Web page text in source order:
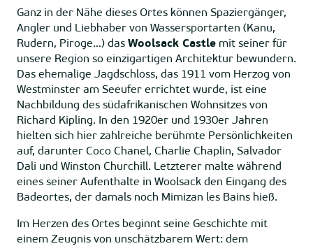
Ganz in der Nähe dieses Ortes können Spaziergänger,
Angler und Liebhaber von Wassersportarten (Kanu,
Rudern, Piroge…) das Woolsack Castle mit seiner für
unsere Region so einzigartigen Architektur bewundern.
Das ehemalige Jagdschloss, das 1911 vom Herzog von
Westminster am Seeufer errichtet wurde, ist eine
Nachbildung des südafrikanischen Wohnsitzes von
Richard Kipling. In den 1920er und 1930er Jahren
hielten sich hier zahlreiche berühmte Persönlichkeiten
auf, darunter Coco Chanel, Charlie Chaplin, Salvador
Dali und Winston Churchill. Letzterer malte während
eines seiner Aufenthalte in Woolsack den Eingang des
Badeortes, der damals noch Mimizan les Bains hieß.
Im Herzen des Ortes beginnt seine Geschichte mit
einem Zeugnis von unschätzbarem Wert: dem